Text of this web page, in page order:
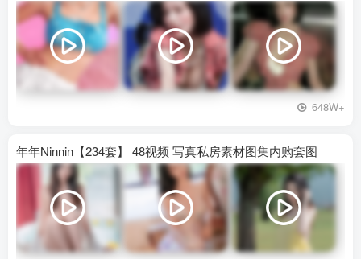
648W+
年年Ninnin【234套】 48视频 写真私房素材图集内购套图